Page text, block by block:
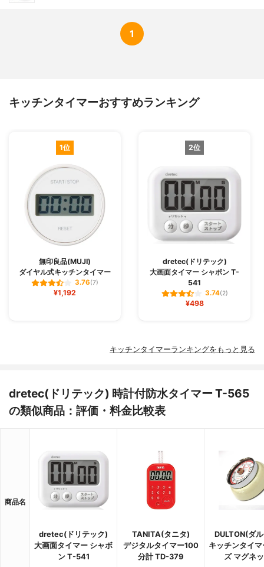
1
キッチンタイマーおすすめランキング
1位
無印良品(MUJI)
ダイヤル式キッチンタイマー
3.76(7)
¥1,192
2位
dretec(ドリテック)
大画面タイマー シャボン T-
541
3.74(2)
¥498
キッチンタイマーランキングをもっと見る
dretec(ドリテック) 時計付防水タイマー T-565
の類似商品：評価・料金比較表
商品名
dretec(ドリテック)
大画面タイマー シャボ
ン T-541
TANITA(タニタ)
デジタルタイマー100
分計 TD-379
DULTON(ダ
キッチンタイマ
ズ マグネ